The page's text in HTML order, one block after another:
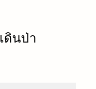
เดินป่า